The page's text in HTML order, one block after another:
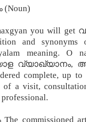
(Noun)
you will get
and synonyms
meaning. O
വ്യാഖ്യാനം,
complete, up
of a visit,
commissioned